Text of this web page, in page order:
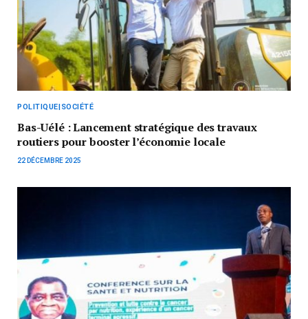
POLITIQUE|SOCIÉTÉ
Bas-Uélé : Lancement stratégique des travaux
routiers pour booster l’économie locale
22 DÉCEMBRE 2025